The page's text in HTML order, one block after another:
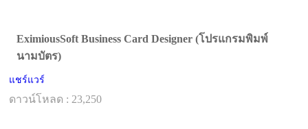
EximiousSoft Business Card Designer (โปรแกรมพิมพ์
นามบัตร)
แชร์แวร์
ดาวน์โหลด : 23,250